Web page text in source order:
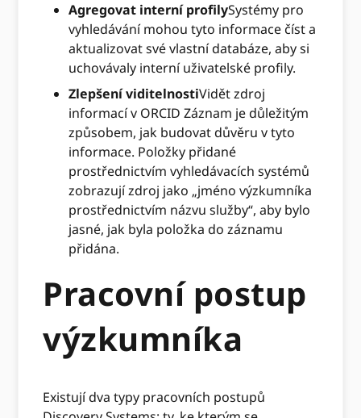
Agregovat interní profilySystémy pro
vyhledávání mohou tyto informace číst a
aktualizovat své vlastní databáze, aby si
uchovávaly interní uživatelské profily.
Zlepšení viditelnostiVidět zdroj
informací v ORCID Záznam je důležitým
způsobem, jak budovat důvěru v tyto
informace. Položky přidané
prostřednictvím vyhledávacích systémů
zobrazují zdroj jako „jméno výzkumníka
prostřednictvím názvu služby“, aby bylo
jasné, jak byla položka do záznamu
přidána.
Pracovní postup
výzkumníka
Existují dva typy pracovních postupů